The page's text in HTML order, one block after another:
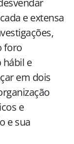
e extensa
foro
hábil e
em dois
e
e sua